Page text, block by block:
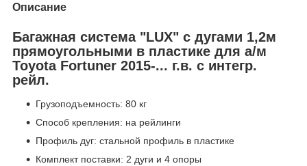
Описание
Багажная система "LUX" с дугами 1,2м
прямоугольными в пластике для а/м
Toyota Fortuner 2015-... г.в. с интегр.
рейл.
Грузоподъемность: 80 кг
Способ крепления: на рейлинги
Профиль дуг: стальной профиль в пластике
Комплект поставки: 2 дуги и 4 опоры